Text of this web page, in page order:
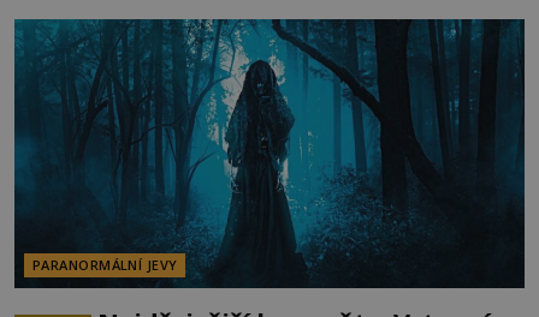
lokality vykazují nápadně podobná svědectví po
celé generace. A právě tato opakující se svědectví
PARANORMÁLNÍ JEVY